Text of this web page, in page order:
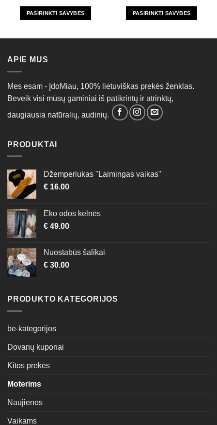
PASIRINKTI SAVYBES
options
may
chosen
product
PASIRINKTI SAVYBES
options
may
be
chosen
APIE MUS
Mes esam - ĮdoMiau, 100% lietuviškas prekės ženklas.
Beveik visi mūsų gaminiai iš patikrintų ir atrinktų,
daugiausia natūralių, audinių.
PRODUKTAI
Džemperiukas "Laimingas vaikas"
€ 16.00
Eko odos kelnės
€ 49.00
Nuostabūs šalikai
€ 30.00
PRODUKTO KATEGORIJOS
be-kategorijos
Dovanų kuponai
Kitos prekės
Moterims
Naujienos
Vaikams